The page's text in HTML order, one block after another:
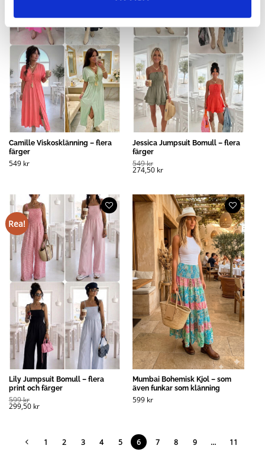
Camille Viskosklänning – flera
färger
549 kr
Jessica Jumpsuit Bomull – flera
färger
549kr
274,50 kr
Rea!
Lily Jumpsuit Bomull – flera
print och färger
599kr
299,50 kr
Mumbai Bohemisk Kjol – som
även funkar som klänning
599 kr
1 2 3 4 5 6 7 8 9 …
11